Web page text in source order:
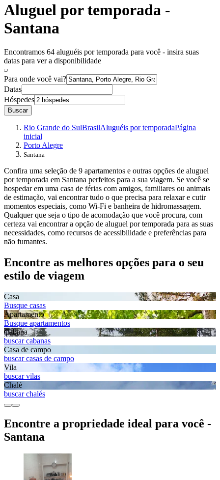
Aluguel por temporada -
Santana
Encontramos 64 aluguéis por temporada para você - insira suas
datas para ver a disponibilidade
Para onde você vai?
Datas
Hóspedes
Buscar
Rio Grande do SulBrasilAluguéis por temporadaPágina
inicial
Porto Alegre
Santana
Confira uma seleção de 9 apartamentos e outras opções de aluguel
por temporada em Santana perfeitos para a sua viagem. Se você se
hospedar em uma casa de férias com amigos, familiares ou animais
de estimação, vai encontrar tudo o que precisa para relaxar e cutir
momentos especiais, como Wi-Fi e banheira de hidromassagem.
Qualquer que seja o tipo de acomodação que você procura, com
certeza vai encontrar a opção de aluguel por temporada para as suas
necessidades, como recursos de acessibilidade e preferências para
não fumantes.
Encontre as melhores opções para o seu
estilo de viagem
Casa
Busque casas
Apartamento
Busque apartamentos
Cabana
buscar cabanas
Casa de campo
buscar casas de campo
Vila
buscar vilas
Chalé
buscar chalés
Encontre a propriedade ideal para você -
Santana